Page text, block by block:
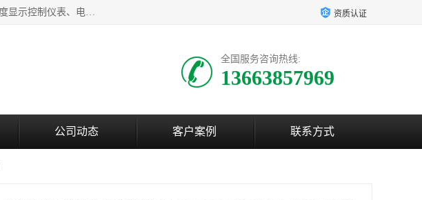
河南新瑞普测控技术有限公司主营：压力变送器、液位变送器、差压变送器、雷达料位计、电容物位计、温度显示控制仪表、电量变送器、流量计、工业自动化系统成套设备。 资质认证
全国服务咨询热线:
13663857969
公司动态 客户案例 联系方式